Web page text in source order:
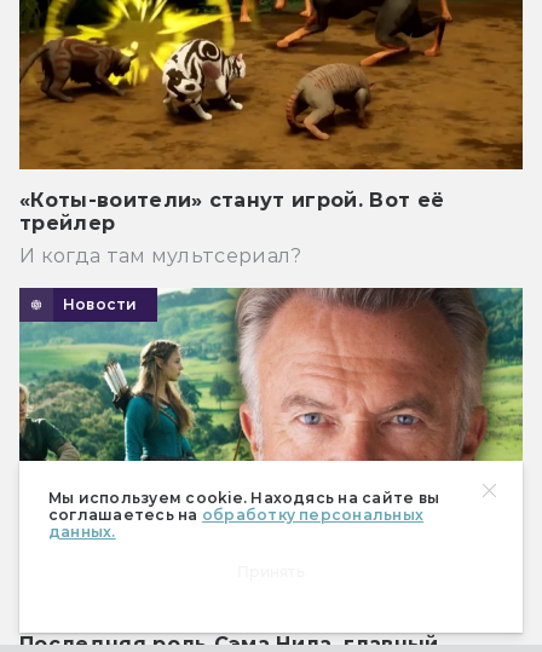
Мы используем cookie. Находясь на сайте вы
соглашаетесь на обработку персональных
данных.
«Коты-воители» станут игрой. Вот её
трейлер
И когда там мультсериал?
Новости
Последняя роль Сэма Нила, главный